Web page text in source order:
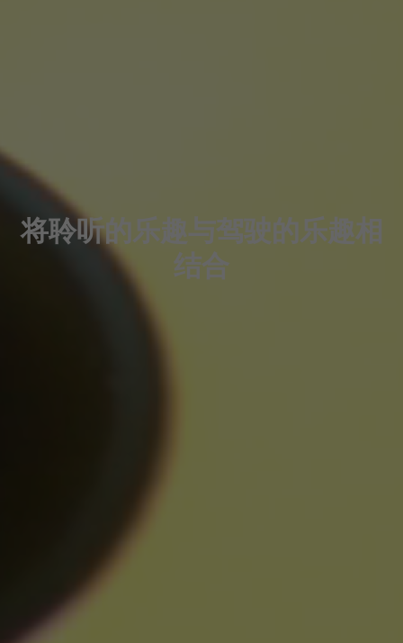
将聆听的乐趣与驾驶的乐趣相
结合